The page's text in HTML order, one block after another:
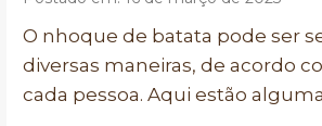
O nhoque de batata pode ser
diversas maneiras, de acordo
cada pessoa. Aqui estão